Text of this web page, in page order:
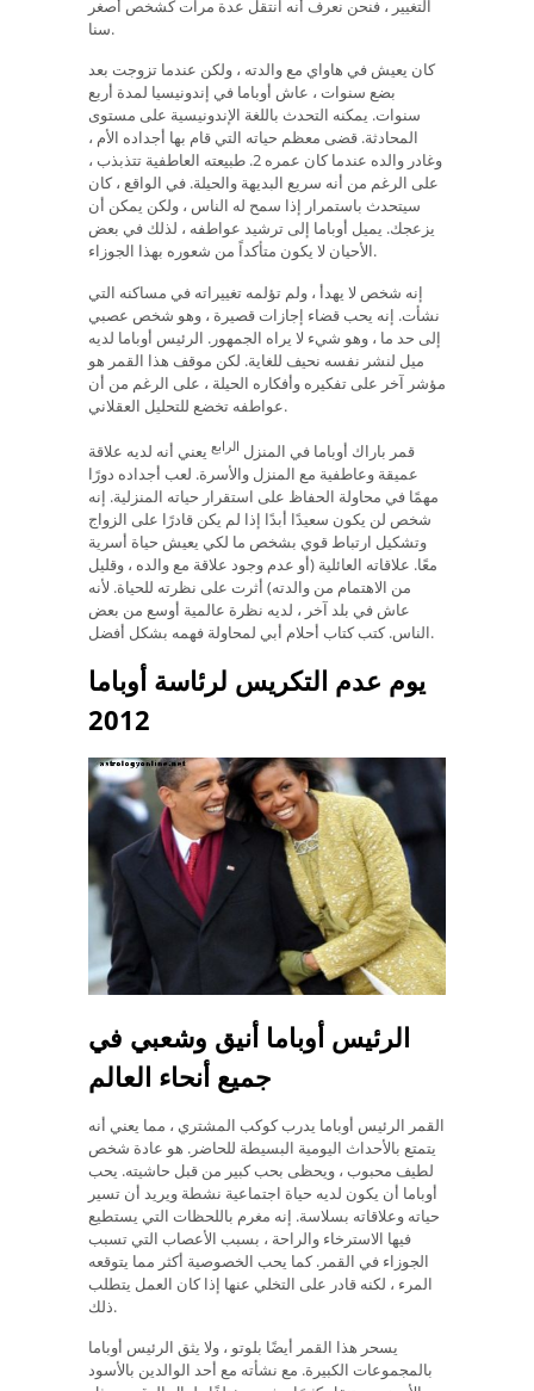
التغيير ، فنحن نعرف أنه انتقل عدة مرات كشخص أصغر
سنا.
كان يعيش في هاواي مع والدته ، ولكن عندما تزوجت بعد
بضع سنوات ، عاش أوباما في إندونيسيا لمدة أربع
سنوات. يمكنه التحدث باللغة الإندونيسية على مستوى
المحادثة. قضى معظم حياته التي قام بها أجداده الأم ،
وغادر والده عندما كان عمره 2. طبيعته العاطفية تتذبذب ،
على الرغم من أنه سريع البديهة والحيلة. في الواقع ، كان
سيتحدث باستمرار إذا سمح له الناس ، ولكن يمكن أن
يزعجك. يميل أوباما إلى ترشيد عواطفه ، لذلك في بعض
الأحيان لا يكون متأكداً من شعوره بهذا الجوزاء.
إنه شخص لا يهدأ ، ولم تؤلمه تغييراته في مساكنه التي
نشأت. إنه يحب قضاء إجازات قصيرة ، وهو شخص عصبي
إلى حد ما ، وهو شيء لا يراه الجمهور. الرئيس أوباما لديه
ميل لنشر نفسه نحيف للغاية. لكن موقف هذا القمر هو
مؤشر آخر على تفكيره وأفكاره الحيلة ، على الرغم من أن
عواطفه تخضع للتحليل العقلاني.
قمر باراك أوباما في المنزل الرابع يعني أنه لديه علاقة
عميقة وعاطفية مع المنزل والأسرة. لعب أجداده دورًا
مهمًا في محاولة الحفاظ على استقرار حياته المنزلية. إنه
شخص لن يكون سعيدًا أبدًا إذا لم يكن قادرًا على الزواج
وتشكيل ارتباط قوي بشخص ما لكي يعيش حياة أسرية
معًا. علاقاته العائلية (أو عدم وجود علاقة مع والده ، وقليل
من الاهتمام من والدته) أثرت على نظرته للحياة. لأنه
عاش في بلد آخر ، لديه نظرة عالمية أوسع من بعض
الناس. كتب كتاب أحلام أبي لمحاولة فهمه بشكل أفضل.
يوم عدم التكريس لرئاسة أوباما
2012
الرئيس أوباما أنيق وشعبي في
جميع أنحاء العالم
القمر الرئيس أوباما يدرب كوكب المشتري ، مما يعني أنه
يتمتع بالأحداث اليومية البسيطة للحاضر. هو عادة شخص
لطيف محبوب ، ويحظى بحب كبير من قبل حاشيته. يحب
أوباما أن يكون لديه حياة اجتماعية نشطة ويريد أن تسير
حياته وعلاقاته بسلاسة. إنه مغرم باللحظات التي يستطيع
فيها الاسترخاء والراحة ، بسبب الأعصاب التي تسبب
الجوزاء في القمر. كما يحب الخصوصية أكثر مما يتوقعه
المرء ، لكنه قادر على التخلي عنها إذا كان العمل يتطلب
ذلك.
يسحر هذا القمر أيضًا بلوتو ، ولا يثق الرئيس أوباما
بالمجموعات الكبيرة. مع نشأته مع أحد الوالدين بالأسود